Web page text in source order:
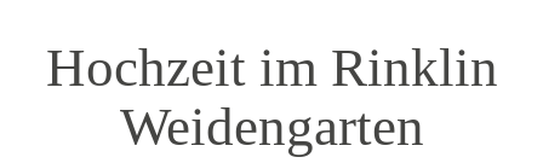
Hochzeit im Rinklin
Weidengarten